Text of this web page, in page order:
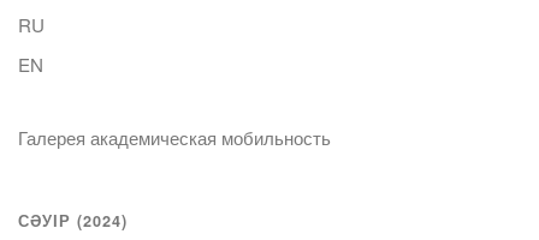
RU
EN
Галерея академическая мобильность
СӘУІР (2024)